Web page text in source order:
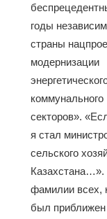
годы
страны
модернизации
коммунального
секторов».
я стал
сельского
Казахстана…».
фамилии всех,
был приближен